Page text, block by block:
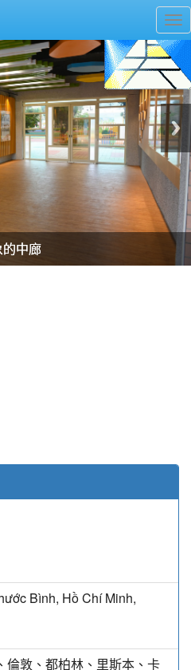
源
源
的中廊
的中廊
Bình, Hồ Chí Minh,
倫敦、都柏林、里斯本、卡